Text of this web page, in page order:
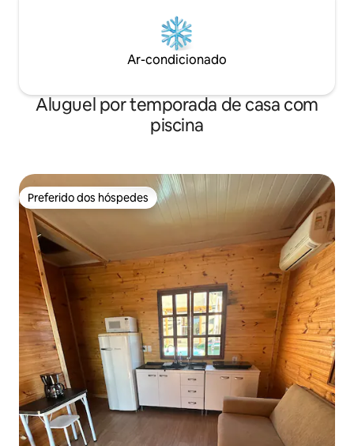
Ar-condicionado
Aluguel por temporada de casa com
piscina
Preferido dos hóspedes
Preferido dos hóspedes